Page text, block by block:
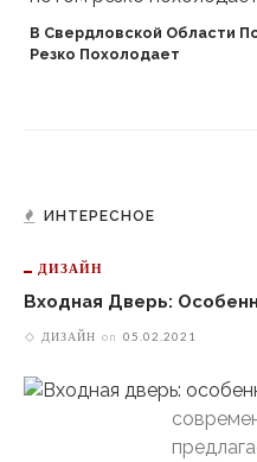
В Свердловской Области
Резко Похолодает
ИНТЕРЕСНОЕ
ДИЗАЙН
Входная Дверь:
ДИЗАЙН on 05.02.2021